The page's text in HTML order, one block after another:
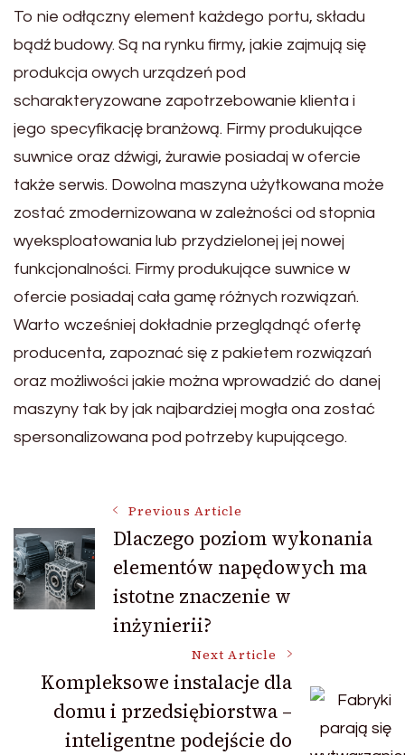
To nie odłączny element każdego portu, składu
bądź budowy. Są na rynku firmy, jakie zajmują się
produkcja owych urządzeń pod
scharakteryzowane zapotrzebowanie klienta i
jego specyfikację branżową. Firmy produkujące
suwnice oraz dźwigi, żurawie posiadaj w ofercie
także serwis. Dowolna maszyna użytkowana może
zostać zmodernizowana w zależności od stopnia
wyeksploatowania lub przydzielonej jej nowej
funkcjonalności. Firmy produkujące suwnice w
ofercie posiadaj cała gamę różnych rozwiązań.
Warto wcześniej dokładnie przeglądnąć ofertę
producenta, zapoznać się z pakietem rozwiązań
oraz możliwości jakie można wprowadzić do danej
maszyny tak by jak najbardziej mogła ona zostać
spersonalizowana pod potrzeby kupującego.
Post
Navigation
Previous Article
Dlaczego poziom wykonania
elementów napędowych ma
istotne znaczenie w
inżynierii?
Next Article
Kompleksowe instalacje dla
domu i przedsiębiorstwa –
inteligentne podejście do